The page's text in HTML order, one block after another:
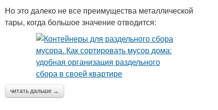
Но это далеко не все преимущества металлической
тары, когда большое значение отводится:
читать дальше →